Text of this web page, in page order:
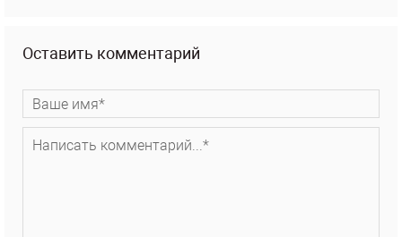
Оставить комментарий